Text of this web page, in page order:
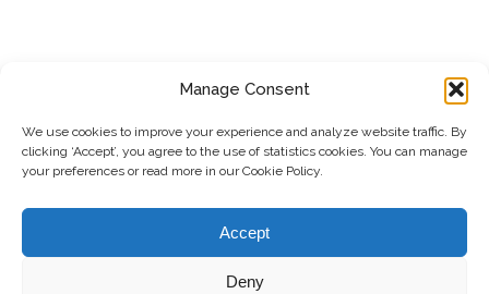
Manage Consent
We use cookies to improve your experience and analyze website traffic. By
clicking ‘Accept’, you agree to the use of statistics cookies. You can manage
your preferences or read more in our Cookie Policy.
Accept
Deny
Dërgo
© Copyright, 2026 . Rrjeti i Grave të Kosovës. Të gjitha të drejtat e